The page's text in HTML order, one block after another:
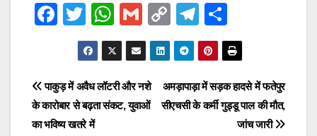
F
e
b
o
T
wi
tt
er
W
h
at
s
A
G
m
ail
C
o
p
y
Li
T
el
e
gr
a
h
ar
e
Post
navigation
अमड़ापाड़ा में सड़क हादसे में फतेपुर
सीएचसी के कर्मी गुड्डू पाल की मौत,
जांच जारी
पाकुड़ में अवैध लॉटरी और नशे
के कारोबार से बढ़ता संकट, युवाओं
का भविष्य खतरे में